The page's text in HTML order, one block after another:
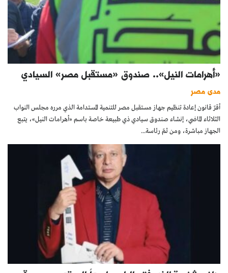
«أهرامات النيل».. صندوق «مستقبل مصر» السيادي
مدى مصر
أقرّ قانون إعادة تنظيم جهاز مستقبل مصر للتنمية المستدامة الذي مرره مجلس النواب
الثلاثاء الماضي، إنشاء صندوق سيادي ذي طبيعة خاصة باسم «أهرامات النيل»، يتبع
الجهاز مباشرة، ومن ثمّ رئاسة...